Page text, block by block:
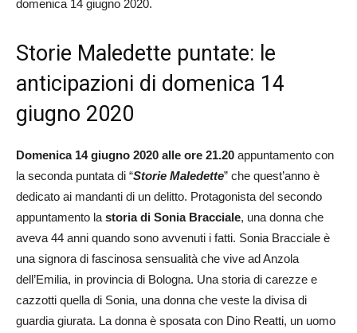
domenica 14 giugno 2020.
Storie Maledette puntate: le
anticipazioni di domenica 14
giugno 2020
Domenica 14 giugno 2020 alle ore 21.20 appuntamento con
la seconda puntata di “Storie Maledette” che quest’anno è
dedicato ai mandanti di un delitto. Protagonista del secondo
appuntamento la storia di Sonia Bracciale, una donna che
aveva 44 anni quando sono avvenuti i fatti. Sonia Bracciale è
una signora di fascinosa sensualità che vive ad Anzola
dell’Emilia, in provincia di Bologna. Una storia di carezze e
cazzotti quella di Sonia, una donna che veste la divisa di
guardia giurata. La donna è sposata con Dino Reatti, un uomo